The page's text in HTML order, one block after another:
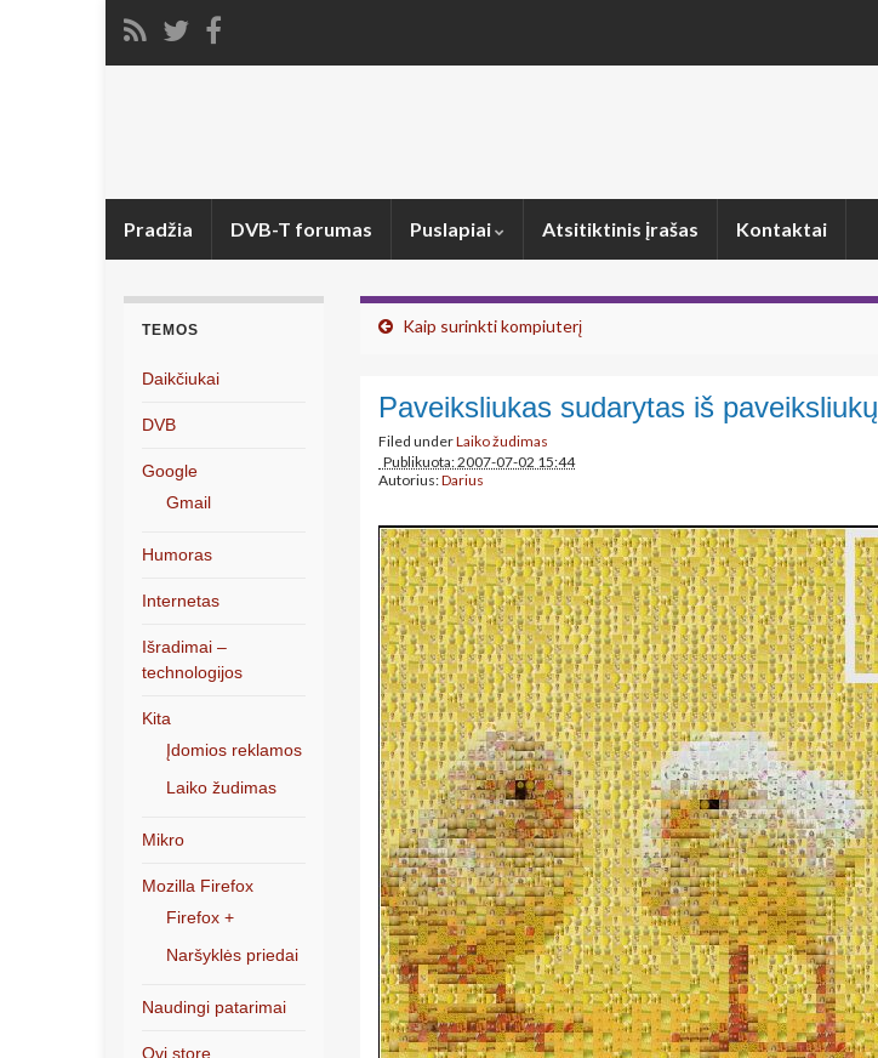
Pradžia DVB-T forumas Puslapiai Atsitiktinis įrašas Kontaktai
Kaip surinkti kompiuterį
Paveiksliukas sudarytas iš paveiksliukų
Filed underLaiko žudimas
Publikuota: 2007-07-02 15:44
Autorius:Darius
TEMOS
Daikčiukai
DVB
Google
Gmail
Humoras
Internetas
Išradimai –
technologijos
Kita
Įdomios reklamos
Laiko žudimas
Mikro
Mozilla Firefox
Firefox +
Naršyklės priedai
Naudingi patarimai
Ovi store